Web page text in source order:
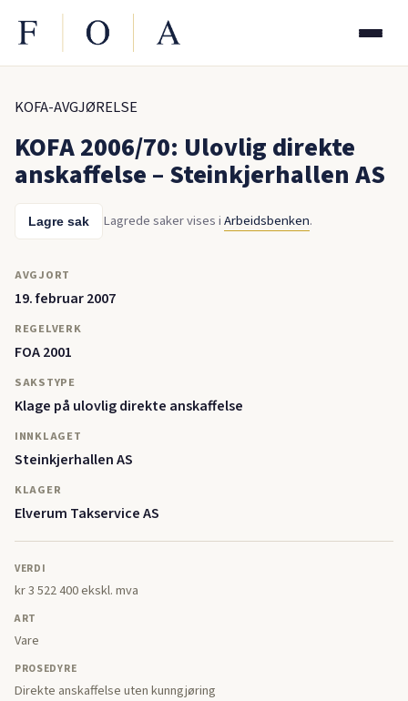
KOFA-AVGJØRELSE
KOFA 2006/70: Ulovlig direkte
anskaffelse – Steinkjerhallen AS
Lagre sak Lagrede saker vises iArbeidsbenken.
AVGJORT
19. februar 2007
REGELVERK
FOA 2001
SAKSTYPE
Klage på ulovlig direkte anskaffelse
INNKLAGET
Steinkjerhallen AS
KLAGER
Elverum Takservice AS
VERDI
kr 3 522 400 ekskl. mva
ART
Vare
PROSEDYRE
Direkte anskaffelse uten kunngjøring